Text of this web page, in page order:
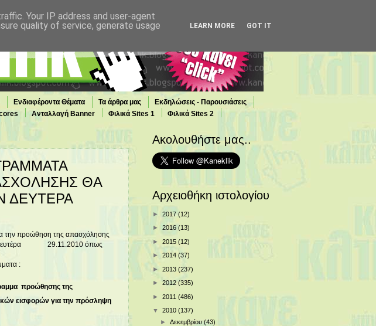
Ενδιαφέροντα Θέματα Τα άρθρα μας
Εκδηλώσεις - Παρουσιάσεις
Ανταλλαγή Banner Φιλικά Sites 1
Φιλικά Sites 2
ΘΑ
ΔΕΥΤΕΡΑ
την προώθηση της απασχόλησης
Δευτέρα 29.11.2010 όπως
:
προώθησης της
εισφορών για την πρόσληψη
Ακολουθήστε μας..
Αρχειοθήκη ιστολογίου
► 2017 (12)
► 2016 (13)
► 2015 (12)
► 2014 (37)
► 2013 (237)
► 2012 (335)
► 2011 (486)
▼ 2010 (137)
►Δεκεμβρίου(43)
Your IP address and user-agent
quality of service, generate usage
LEARN MORE GOT IT